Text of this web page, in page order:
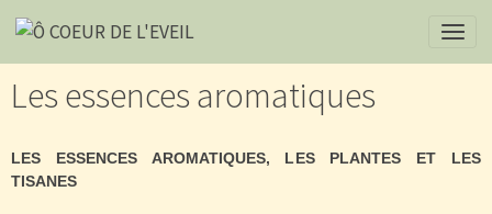
Les essences aromatiques
LES ESSENCES AROMATIQUES, LES PLANTES ET LES
TISANES